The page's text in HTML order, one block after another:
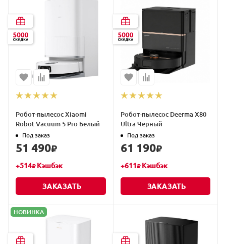
Робот-пылесос Xiaomi
Robot Vacuum 5 Pro Белый
Под заказ
51 490₽
+514₽Кэшбэк
ЗАКАЗАТЬ
Робот-пылесос Deerma X80
Ultra Чёрный
Под заказ
61 190₽
+611 ₽Кэшбэк
ЗАКАЗАТЬ
НОВИНКА